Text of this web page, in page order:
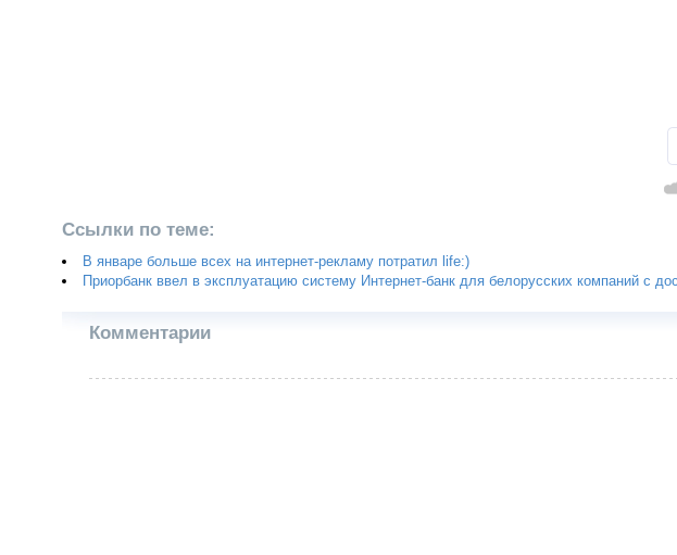
Ссылки по теме:
В январе больше всех на интернет-рекламу потратил life:)
Приорбанк ввел в эксплуатацию систему Интернет-банк для белорусских компаний с
Комментарии